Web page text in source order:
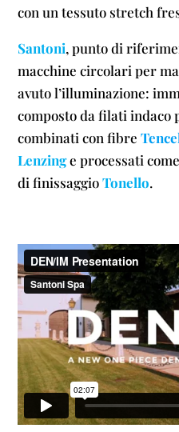
con un tessuto stretch
Santoni, punto di
macchine circolari per
avuto l’illuminazione:
composto da filati indaco
combinati con fibre
Lenzinge processati
di finissaggioTonello.